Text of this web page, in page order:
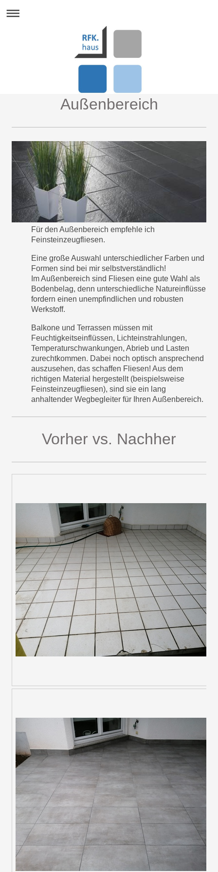
Außenbereich
Für den Außenbereich empfehle ich
Feinsteinzeugfliesen.
Eine große Auswahl unterschiedlicher Farben und
Formen sind bei mir selbstverständlich!
Im Außenbereich sind Fliesen eine gute Wahl als
Bodenbelag, denn unterschiedliche Natureinflüsse
fordern einen unempfindlichen und robusten
Werkstoff.
Balkone und Terrassen müssen mit
Feuchtigkeitseinflüssen, Lichteinstrahlungen,
Temperaturschwankungen, Abrieb und Lasten
zurechtkommen. Dabei noch optisch ansprechend
auszusehen, das schaffen Fliesen! Aus dem
richtigen Material hergestellt (beispielsweise
Feinsteinzeugfliesen), sind sie ein lang
anhaltender Wegbegleiter für Ihren Außenbereich.
Vorher vs. Nachher